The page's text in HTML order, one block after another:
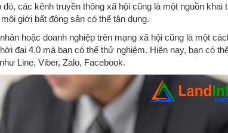
các kênh truyền thông xã hội cũng là một nguồn khai
giới bất động sản có thể tận dụng.
hoặc doanh nghiệp trên mạng xã hội cũng là một
đại 4.0 mà bạn có thể thử nghiệm. Hiện nay, bạn có
Line, Viber, Zalo, Facebook.